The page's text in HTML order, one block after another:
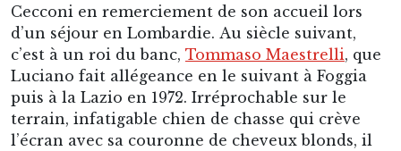
Cecconi en remerciement de son accueil lors
d’un séjour en Lombardie. Au siècle suivant,
c’est à un roi du banc, Tommaso Maestrelli, que
Luciano fait allégeance en le suivant à Foggia
puis à la Lazio en 1972. Irréprochable sur le
terrain, infatigable chien de chasse qui crève
l’écran avec sa couronne de cheveux blonds, il